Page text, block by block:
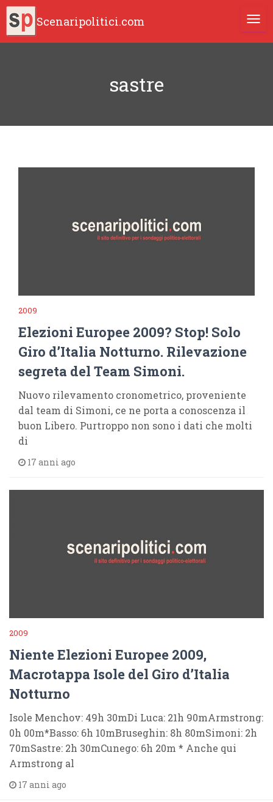
Scenaripolitici.com
sastre
2009
Elezioni Europee 2009? Stop! Solo
Giro d’Italia Notturno. Rilevazione
segreta del Team Simoni.
Nuovo rilevamento cronometrico, proveniente
dal team di Simoni, ce ne porta a conoscenza il
buon Libero. Purtroppo non sono i dati che molti
di
17 anni ago
2009
Niente Elezioni Europee 2009,
Macrotappa Isole del Giro d’Italia
Notturno
Isole Menchov: 49h 30mDi Luca: 21h 90mArmstrong:
0h 00m*Basso: 6h 10mBruseghin: 8h 80mSimoni: 2h
70mSastre: 2h 30mCunego: 6h 20m * Anche qui
Armstrong al
17 anni ago